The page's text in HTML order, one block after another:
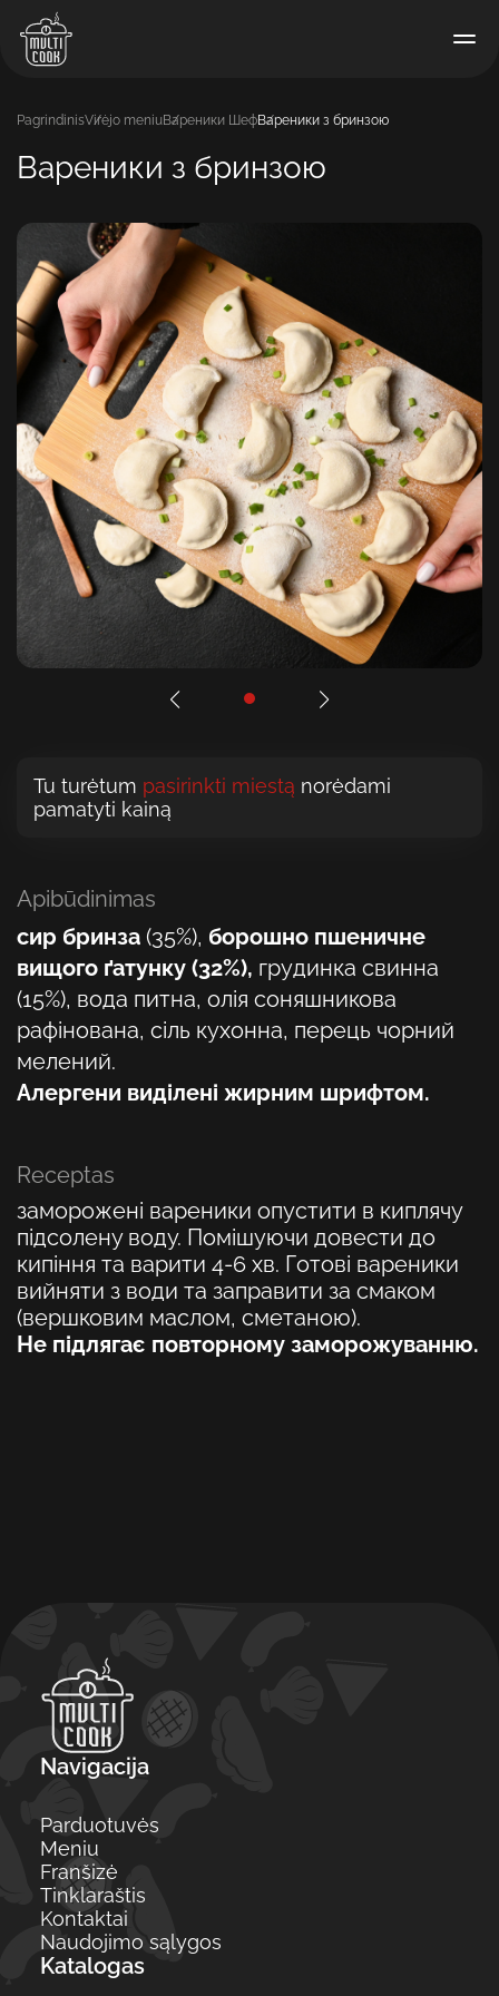
PagrindinisVirėjo meniuВареники ШефВареники з бринзою
Вареники з бринзою
Tu turėtum pasirinkti miestą norėdami
pamatyti kainą
Apibūdinimas
сир бринза (35%), борошно пшеничне
вищого ґатунку (32%), грудинка свинна
(15%), вода питна, олія соняшникова
рафінована, сіль кухонна, перець чорний
мелений.
Алергени виділені жирним шрифтом.
Receptas
заморожені вареники опустити в киплячу
підсолену воду. Помішуючи довести до
кипіння та варити 4-6 хв. Готові вареники
вийняти з води та заправити за смаком
(вершковим маслом, сметаною).
Не підлягає повторному заморожуванню.
Navigacija
Parduotuvės
Meniu
Franšizė
Tinklaraštis
Kontaktai
Naudojimo sąlygos
Katalogas